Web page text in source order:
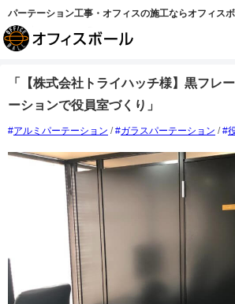
パーテーション工事・オフィスの施工ならオフィス
「【株式会社トライハッチ様】黒フレ
ーションで役員室づくり」
アルミパーテーション / ガラスパーテーション /